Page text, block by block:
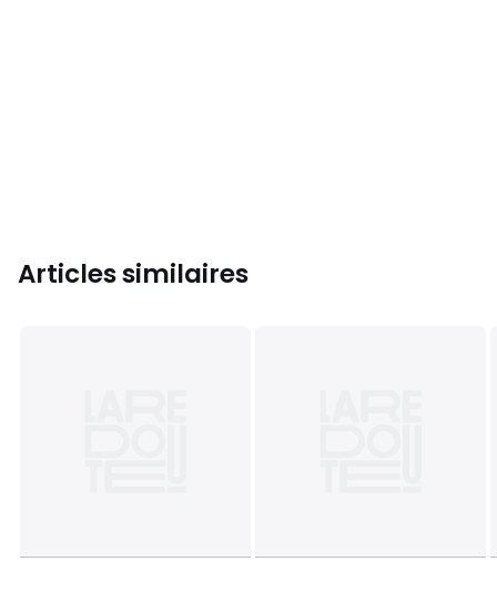
Articles similaires